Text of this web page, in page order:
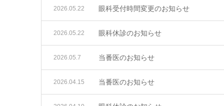
眼科受付時間変更のお知らせ
2026.05.22
眼科休診のお知らせ
2026.05.22
当番医のお知らせ
2026.05.7
当番医のお知らせ
2026.04.15